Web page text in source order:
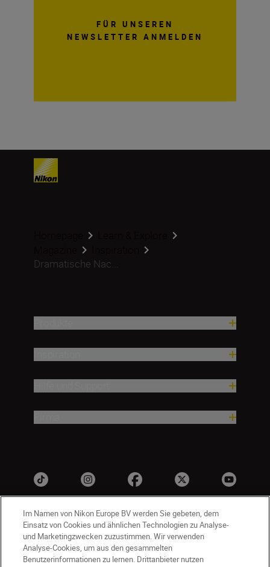
FÜR UNSEREN
NEWSLETTER ANMELDEN
Dramatische Nac...
Im Namen von Nikon Europe BV werden Sie gebeten, dem
Einsatz von Cookies und ähnlichen Technologien zu Analyse-
und Marketingzwecken zuzustimmen. Wir verwenden
Analyse-Cookies, um aus den gesammelten
Benutzerinformationen zu lernen. Drittanbieter nutzen